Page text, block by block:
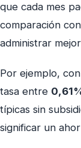
que cada mes
comparación
administrar
Por ejemplo,
tasa entre
típicas sin
significar un